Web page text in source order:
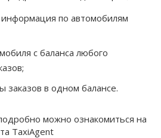
по автомобилям
с баланса любого
заказов в одном балансе.
можно ознакомиться на
TaxiAgent